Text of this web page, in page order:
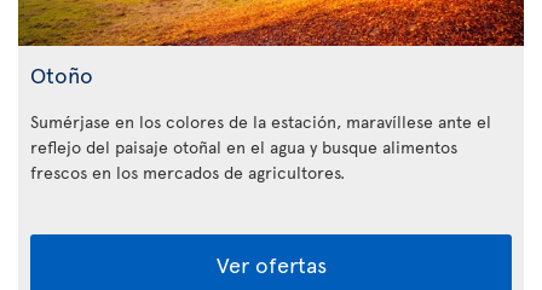
Otoño
Sumérjase en los colores de la estación, maravíllese ante el
reflejo del paisaje otoñal en el agua y busque alimentos
frescos en los mercados de agricultores.
Ver ofertas